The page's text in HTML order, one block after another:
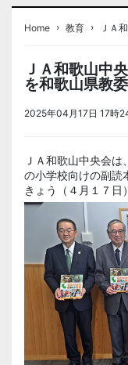
Home › 教育 › ＪＡ
ＪＡ和歌山中
を和歌山県教
2025年04月17日 17時
ＪＡ和歌山中央会
の小学校向けの副読
きょう（４月１７日